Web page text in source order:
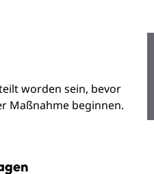
worden sein, bevor
Maßnahme beginnen.